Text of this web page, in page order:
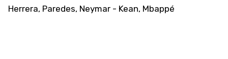
Herrera, Paredes, Neymar - Kean, Mbappé